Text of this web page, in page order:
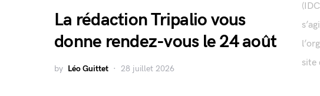
La rédaction Tripalio vous
donne rendez-vous le 24 août
by Léo Guittet 28 juillet 2026
site